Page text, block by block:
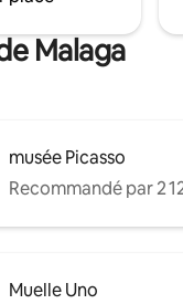
plus ci-
Malaga
musée Picasso
Recommandé par 2
Muelle Uno